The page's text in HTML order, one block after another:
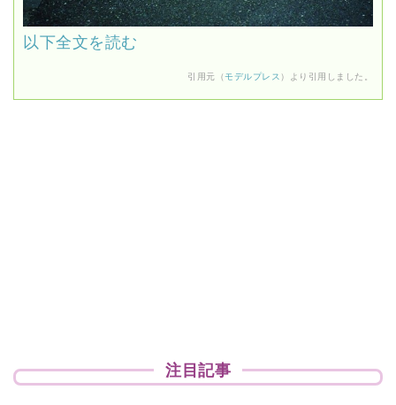
以下全文を読む
引用元（モデルプレス ）より引用しました。
注目記事